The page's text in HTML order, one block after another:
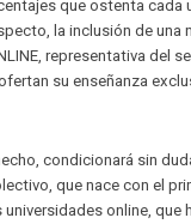
que ostenta cada
la inclusión de una
representativa del
su enseñanza
condicionará sin duda
que nace con el
online, que